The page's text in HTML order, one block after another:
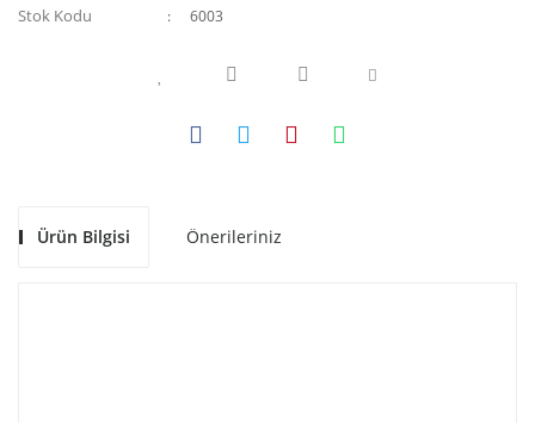
Stok Kodu 6003
Ürün Bilgisi Önerileriniz